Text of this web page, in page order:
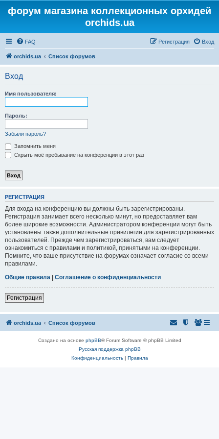
форум магазина коллекционных орхидей
orchids.ua
FAQ Вход
Регистрация
orchids.ua Список форумов
Вход
Имя пользователя:
Пароль:
Забыли пароль?
Запомнить меня
Скрыть моё пребывание на конференции в этот раз
РЕГИСТРАЦИЯ
Для входа на конференцию вы должны быть зарегистрированы.
Регистрация занимает всего несколько минут, но предоставляет вам
более широкие возможности. Администратором конференции могут быть
установлены также дополнительные привилегии для зарегистрированных
пользователей. Прежде чем зарегистрироваться, вам следует
ознакомиться с правилами и политикой, принятыми на конференции.
Помните, что ваше присутствие на форумах означает согласие со всеми
правилами.
Общие правила | Соглашение о конфиденциальности
Регистрация
orchids.ua Список форумов
Создано на основе phpBB® Forum Software © phpBB Limited
Русская поддержка phpBB
Конфиденциальность| Правила